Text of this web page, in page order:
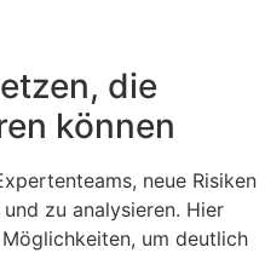
die
können
neue Risiken
zu analysieren. Hier
um deutlich